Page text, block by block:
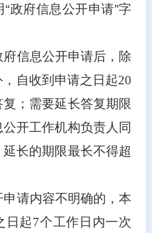
“政府信息公开申请”字
信息公开申请后，除
自收到申请之日起20
；需要延长答复期限
开工作机构负责人同
长的期限最长不得超
请内容不明确的，本
日起7个工作日内一次